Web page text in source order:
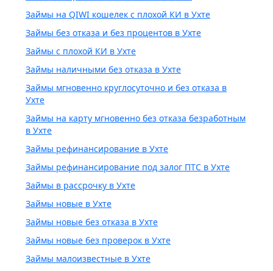
Займы на QIWI кошелек с плохой КИ в Ухте
Займы без отказа и без процентов в Ухте
Займы с плохой КИ в Ухте
Займы наличными без отказа в Ухте
Займы мгновенно круглосуточно и без отказа в
Ухте
Займы на карту мгновенно без отказа безработным
в Ухте
Займы рефинансирование в Ухте
Займы рефинансирование под залог ПТС в Ухте
Займы в рассрочку в Ухте
Займы новые в Ухте
Займы новые без отказа в Ухте
Займы новые без проверок в Ухте
Займы малоизвестные в Ухте